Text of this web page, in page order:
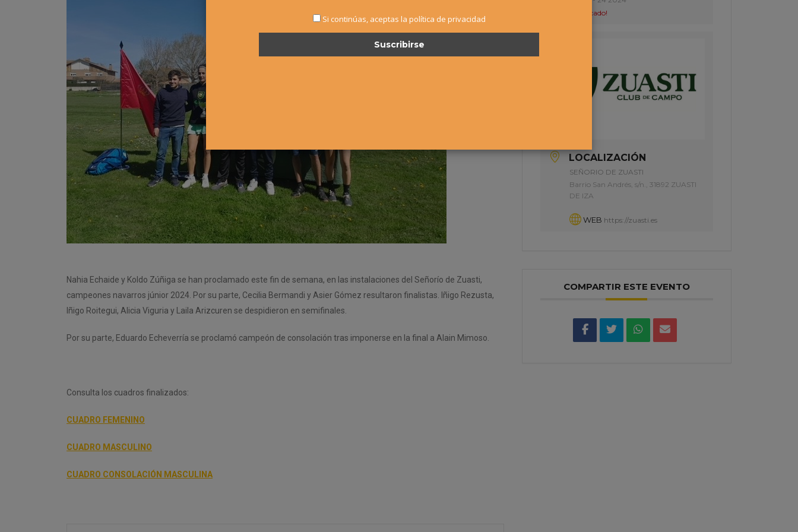
Nahia Echaide y Koldo Zúñiga se han proclamado este fin de semana, en las instalaciones del Señorío de Zuasti,
campeones navarros júnior 2024. Por su parte, Cecilia Bermandi y Asier Gómez resultaron finalistas. Iñigo Rezusta,
Iñigo Roitegui, Alicia Viguria y Laila Arizcuren se despidieron en semifinales.
Por su parte, Eduardo Echeverría se proclamó campeón de consolación tras imponerse en la final a Alain Mimoso.
Consulta los cuadros finalizados:
CUADRO FEMENINO
CUADRO MASCULINO
CUADRO CONSOLACIÓN MASCULINA
¡Caducado!
LOCALIZACIÓN
SEÑORIO DE ZUASTI
Barrio San Andrés, s/n., 31892 ZUASTI
DE IZA
WEB https://zuasti.es
COMPARTIR ESTE EVENTO
Si continúas, aceptas la política de privacidad